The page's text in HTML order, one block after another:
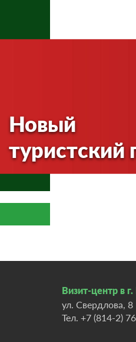
Визит-центр в
ул. Свердлова, 8
Тел. +7 (814-2)
Новый
туристский